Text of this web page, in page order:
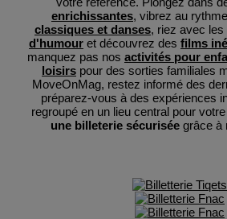
enrichissantes, vibrez au
classiques et danses, riez avec les
d'humour et découvrez des films
manquez pas nos activités pour
loisirs pour des sorties familiales
MoveOnMag, restez informé des
préparez-vous à des expériences
regroupé en un lieu central pour
une billeterie sécuriséegrâce à